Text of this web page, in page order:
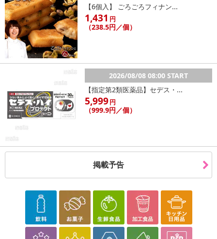
休業日
■その他共通および商品カテゴリー別注意事項（※必ずご確認くだ
こちらの情報は2026年07月09日 時点での情報となります。
【6個入】 ごろごろフィナン...
1,431 円
（238.5円／個）
2026/08/08 08:00 START
【指定第2類医薬品】セデス・...
5,999円
（999.9円／個）
掲載予告